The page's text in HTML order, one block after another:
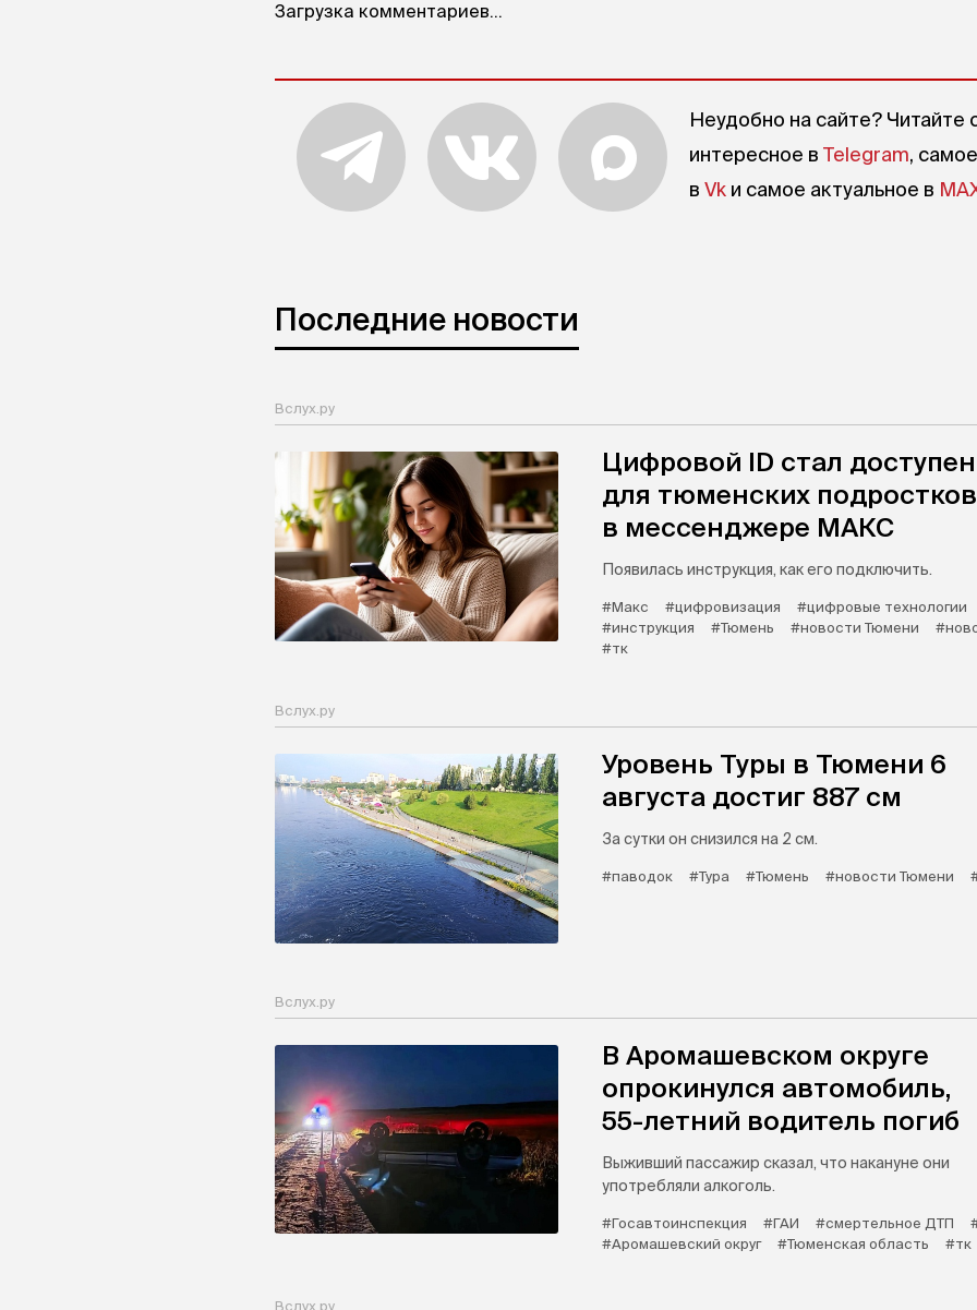
Загрузка комментариев...
Неудобно на сайте? Читайте
интересное в Telegram,
в Vk и самое актуальное в
Последние новости
Вслух.ру
Цифровой ID стал доступен
для тюменских подростков
в мессенджере МАКС
Появилась инструкция, как его подключить.
#Макс #цифровизация #цифровые технологии
#инструкция
#Тюмень #новости Тюмени
#тк
Вслух.ру
Уровень Туры в Тюмени 6
августа достиг 887 см
За сутки он снизился на 2 см.
#паводок #Тура #Тюмень #новости Тюмени
Вслух.ру
В Аромашевском округе
опрокинулся автомобиль,
55-летний водитель погиб
Выживший пассажир сказал, что накануне они
употребляли алкоголь.
#Госавтоинспекция #ГАИ #смертельное ДТП
#Аромашевский округ
#Тюменская область #тк
Вслух.ру